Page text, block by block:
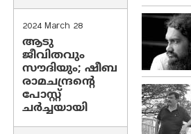
2024 March 28
ആടു
ജീവിതവും
സൗദിയും; ഷീബ
രാമചന്ദ്രന്റെ
പോസ്റ്റ്
ചര്‍ച്ചയായി